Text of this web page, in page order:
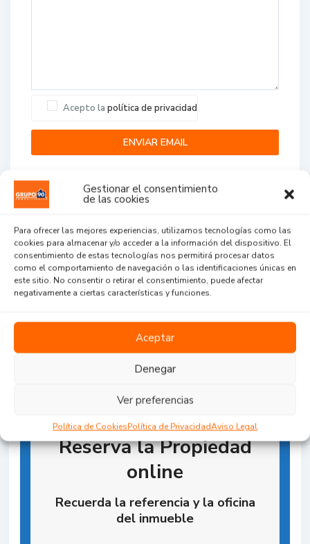
Gestionar el consentimiento
de las cookies
Para ofrecer las mejores experiencias, utilizamos tecnologías como las
cookies para almacenar y/o acceder a la información del dispositivo. El
consentimiento de estas tecnologías nos permitirá procesar datos
como el comportamiento de navegación o las identificaciones únicas en
este sitio. No consentir o retirar el consentimiento, puede afectar
negativamente a ciertas características y funciones.
Aceptar
Denegar
Ver preferencias
Política de CookiesPolítica de PrivacidadAviso Legal
Acepto la política de privacidad
Agent Reviews
...
Reserva la Propiedad
online
Recuerda la referencia y la oficina
del inmueble